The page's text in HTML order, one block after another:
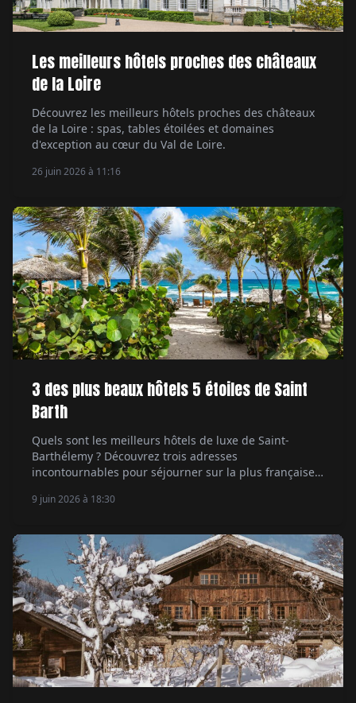
Les meilleurs hôtels proches des châteaux
de la Loire
Découvrez les meilleurs hôtels proches des châteaux
de la Loire : spas, tables étoilées et domaines
d'exception au cœur du Val de Loire.
26 juin 2026 à 11:16
3 des plus beaux hôtels 5 étoiles de Saint
Barth
Quels sont les meilleurs hôtels de luxe de Saint-
Barthélemy ? Découvrez trois adresses
incontournables pour séjourner sur la plus française
9 juin 2026 à 18:30